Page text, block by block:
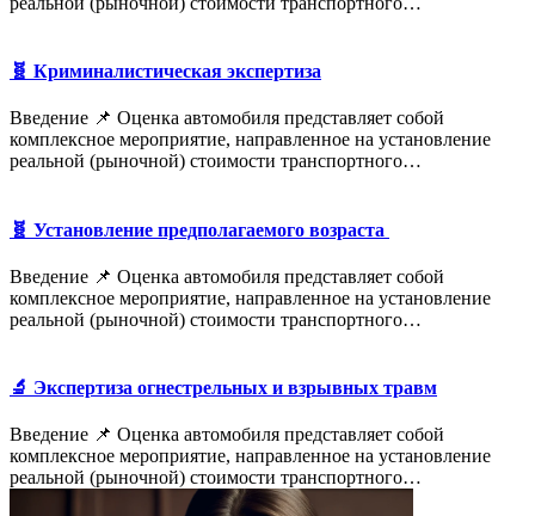
🧬 Криминалистическая экспертиза
Введение 📌 Оценка автомобиля представляет собой
комплексное мероприятие, направленное на установление
реальной (рыночной) стоимости транспортного…
🧬 Установление предполагаемого возраста
Введение 📌 Оценка автомобиля представляет собой
комплексное мероприятие, направленное на установление
реальной (рыночной) стоимости транспортного…
🔬 Экспертиза огнестрельных и взрывных травм
Введение 📌 Оценка автомобиля представляет собой
комплексное мероприятие, направленное на установление
реальной (рыночной) стоимости транспортного…